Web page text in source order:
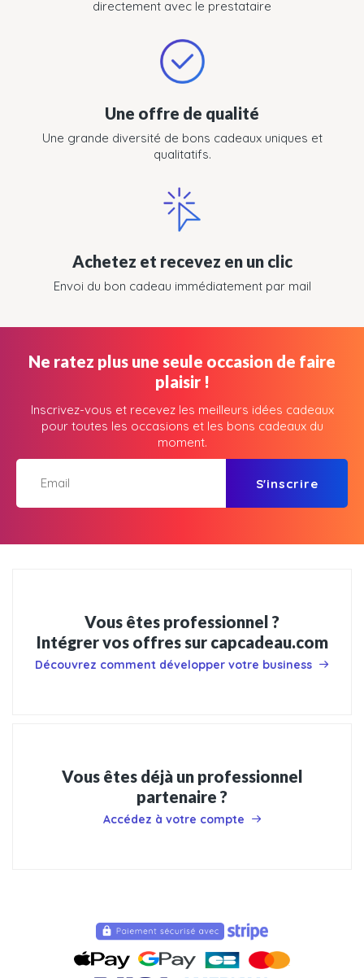
directement avec le prestataire
Une offre de qualité
Une grande diversité de bons cadeaux uniques et
qualitatifs.
Achetez et recevez en un clic
Envoi du bon cadeau immédiatement par mail
Ne ratez plus une seule occasion de faire
plaisir !
Inscrivez-vous et recevez les meilleurs idées cadeaux
pour toutes les occasions et les bons cadeaux du
moment.
S'inscrire
Vous êtes professionnel ?
Intégrer vos offres sur capcadeau.com
Découvrez comment développer votre business
Vous êtes déjà un professionnel
partenaire ?
Accédez à votre compte